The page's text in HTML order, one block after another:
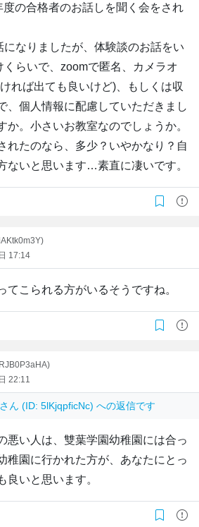
の合格者のお話しを聞く会をされ
なりましたが、体験談のお話をい
くらいで、zoomで匿名、カメラオ
れば出ても良いけど)、もしくは収
、個人情報に配慮していただきまし
か。小さいお教室なのでしょうか。
れたのなら、多少？いやかなり？自
ないと思います…素直に凄いです。
17:14
てこられる方がいるそうですね。
22:11
さん (ID: 5lKjqpficNc) への返信です
悪い人は、雙葉学園幼稚園には合っ
稚園に行かれた方が、あなたにとっ
良いと思います。